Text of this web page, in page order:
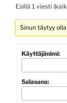
Esillä 1 viesti
Sinun täytyy
Käyttäjänimi:
Salasana: